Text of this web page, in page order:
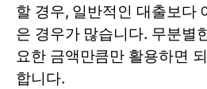
할 경우, 일반적인 대출보다
은 경우가 많습니다. 무분별
요한 금액만큼만 활용하면
합니다.